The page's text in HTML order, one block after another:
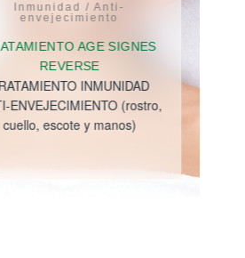
Inmunidad / Anti-
envejecimiento
AGE SIGNES
REVERSE
INMUNIDAD
ENVEJECIMIENTO (rostro,
cuello, escote y manos)